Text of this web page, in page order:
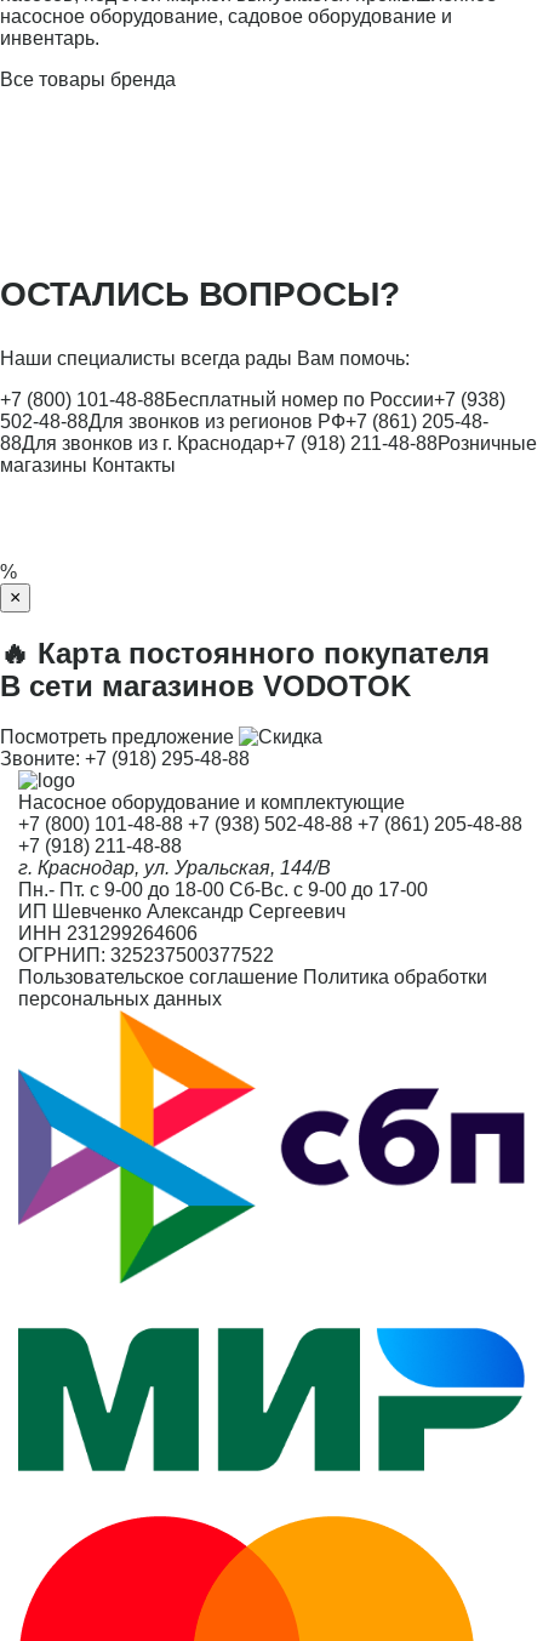
насосное оборудование, садовое оборудование и
инвентарь.
Все товары бренда
ОСТАЛИСЬ ВОПРОСЫ?
Наши специалисты всегда рады Вам помочь:
+7 (800) 101-48-88Бесплатный номер по России+7 (938)
502-48-88Для звонков из регионов РФ+7 (861) 205-48-
88Для звонков из г. Краснодар+7 (918) 211-48-88Розничные
магазины Контакты
%
×
🔥 Карта постоянного покупателя
В сети магазинов VODOTOK
Посмотреть предложение
Звоните: +7 (918) 295-48-88
Насосное оборудование и комплектующие
+7 (800) 101-48-88 +7 (938) 502-48-88 +7 (861) 205-48-88
+7 (918) 211-48-88
г. Краснодар, ул. Уральская, 144/В
Пн.- Пт. с 9-00 до 18-00 Сб-Вс. с 9-00 до 17-00
ИП Шевченко Александр Сергеевич
ИНН 231299264606
ОГРНИП: 325237500377522
Пользовательское соглашение Политика обработки
персональных данных